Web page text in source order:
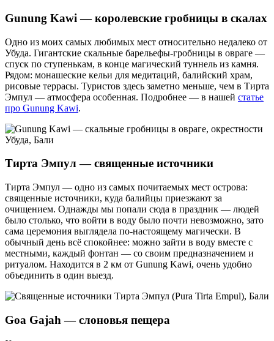
Gunung Kawi — королевские гробницы в скалах
Одно из моих самых любимых мест относительно недалеко от
Убуда. Гигантские скальные барельефы-гробницы в овраге —
спуск по ступенькам, в конце магический туннель из камня.
Рядом: монашеские кельи для медитаций, балийский храм,
рисовые террасы. Туристов здесь заметно меньше, чем в Тирта
Эмпул — атмосфера особенная. Подробнее — в нашей статье
про Gunung Kawi.
Тирта Эмпул — священные источники
Тирта Эмпул — одно из самых почитаемых мест острова:
священные источники, куда балийцы приезжают за
очищением. Однажды мы попали сюда в праздник — людей
было столько, что войти в воду было почти невозможно, зато
сама церемония выглядела по-настоящему магически. В
обычный день всё спокойнее: можно зайти в воду вместе с
местными, каждый фонтан — со своим предназначением и
ритуалом. Находится в 2 км от Gunung Kawi, очень удобно
объединить в один выезд.
Goa Gajah — слоновья пещера